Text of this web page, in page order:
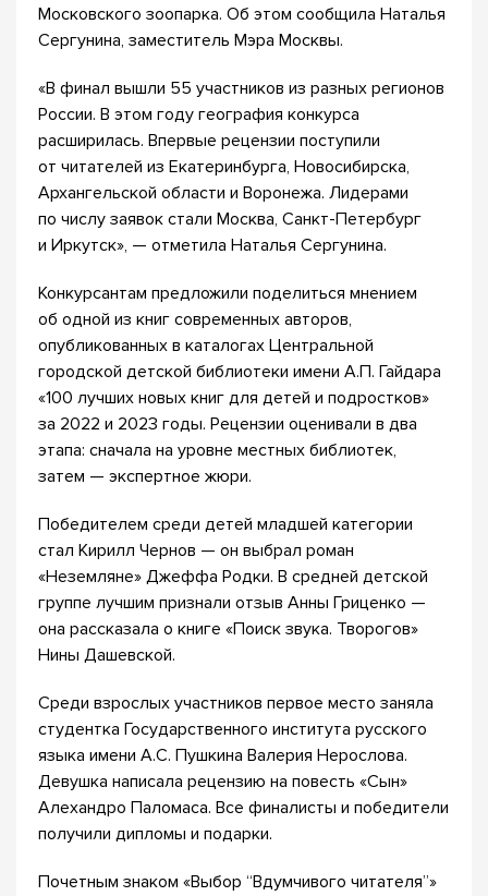
Московского зоопарка. Об этом сообщила Наталья
Сергунина, заместитель Мэра Москвы.
«В финал вышли 55 участников из разных регионов
России. В этом году география конкурса
расширилась. Впервые рецензии поступили
от читателей из Екатеринбурга, Новосибирска,
Архангельской области и Воронежа. Лидерами
по числу заявок стали Москва, Санкт-Петербург
и Иркутск», — отметила Наталья Сергунина.
Конкурсантам предложили поделиться мнением
об одной из книг современных авторов,
опубликованных в каталогах Центральной
городской детской библиотеки имени А.П. Гайдара
«100 лучших новых книг для детей и подростков»
за 2022 и 2023 годы. Рецензии оценивали в два
этапа: сначала на уровне местных библиотек,
затем — экспертное жюри.
Победителем среди детей младшей категории
стал Кирилл Чернов — он выбрал роман
«Неземляне» Джеффа Родки. В средней детской
группе лучшим признали отзыв Анны Гриценко —
она рассказала о книге «Поиск звука. Творогов»
Нины Дашевской.
Среди взрослых участников первое место заняла
студентка Государственного института русского
языка имени А.С. Пушкина Валерия Нерослова.
Девушка написала рецензию на повесть «Сын»
Алехандро Паломаса. Все финалисты и победители
получили дипломы и подарки.
Почетным знаком «Выбор “Вдумчивого читателя”»